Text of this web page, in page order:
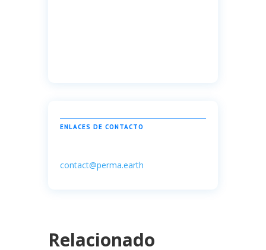
ENLACES DE CONTACTO
contact@perma.earth
Relacionado